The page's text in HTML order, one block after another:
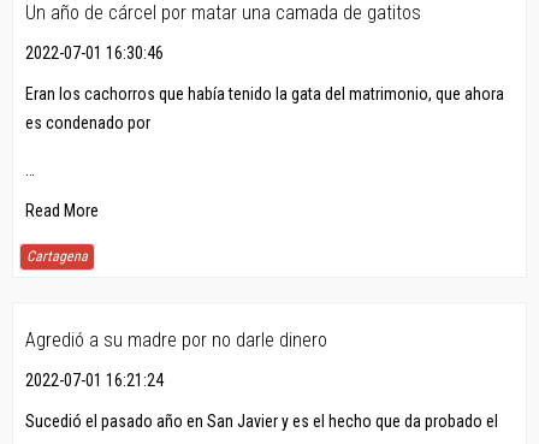
Un año de cárcel por matar una camada de gatitos
2022-07-01 16:30:46
Eran los cachorros que había tenido la gata del matrimonio, que ahora
es condenado por
…
Read More
Cartagena
Agredió a su madre por no darle dinero
2022-07-01 16:21:24
Sucedió el pasado año en San Javier y es el hecho que da probado el